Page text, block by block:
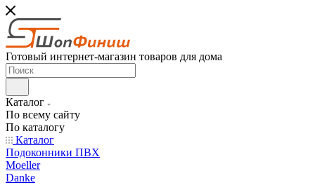
Готовый интернет-магазин товаров для дома
Каталог
По всему сайту
По каталогу
Каталог
Подоконники ПВХ
Moeller
Danke